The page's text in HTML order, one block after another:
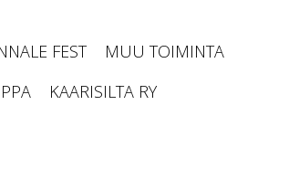
FEST
MUU TOIMINTA
KAARISILTA RY